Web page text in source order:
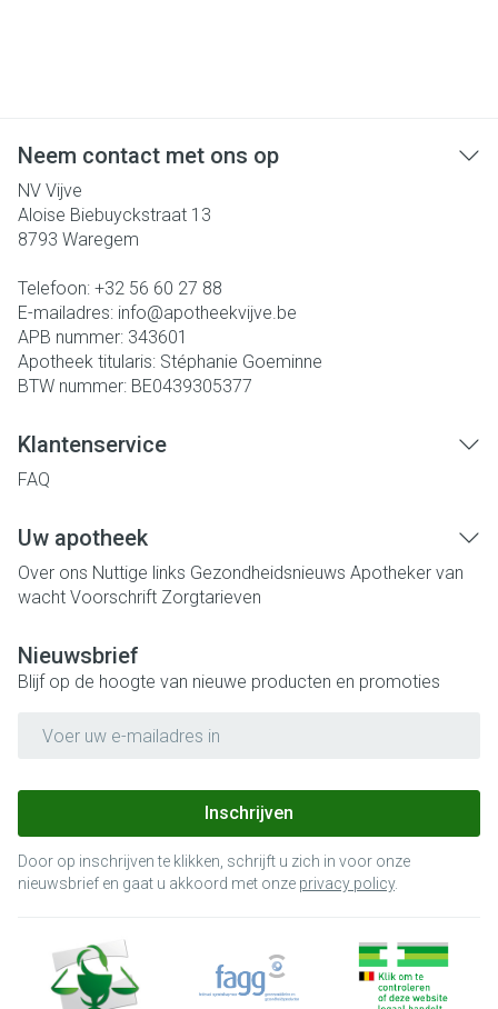
Neem contact met ons op
NV Vijve
Aloise Biebuyckstraat 13
8793 Waregem
Telefoon: +32 56 60 27 88
E-mailadres: info@apotheekvijve.be
APB nummer: 343601
Apotheek titularis: Stéphanie Goeminne
BTW nummer: BE0439305377
Klantenservice
FAQ
Uw apotheek
Over ons Nuttige links Gezondheidsnieuws Apotheker van
wacht Voorschrift Zorgtarieven
Nieuwsbrief
Blijf op de hoogte van nieuwe producten en promoties
Inschrijven
Door op inschrijven te klikken, schrijft u zich in voor onze
nieuwsbrief en gaat u akkoord met onze privacy policy.